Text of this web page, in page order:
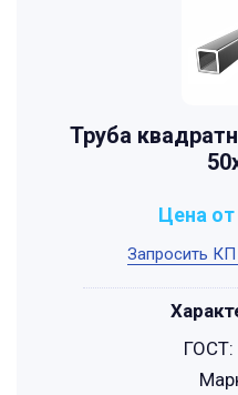
Труба
Запросить
Цена
ГОСТ: